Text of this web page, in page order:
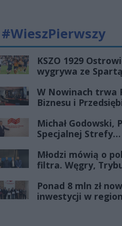
#WieszPierwszy
KSZO 1929
wygrywa ze
barażach o 2 ligę
W Nowinach trwa
Biznesu i
Michał Godowski,
Specjalnej Strefy
„Starachowice”,
Porannej Rozmowy
Młodzi mówią o
filtra. Węgry,
młode pokolenie
zmienia zasady gry
Ponad 8 mln zł
inwestycji w